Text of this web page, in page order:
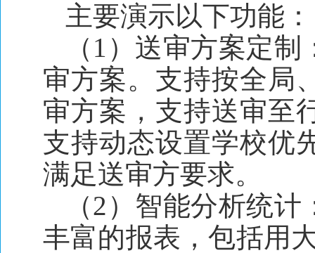
主要演示以下功能：
（1）送审方案定
审方案。支持按全局
审方案，支持送审至
支持动态设置学校优
满足送审方要求。
（2）智能分析统
丰富的报表，包括用